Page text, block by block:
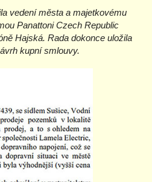
vedení města a majetkovému
Panattoni Czech Republic
Hajská. Rada dokonce uložila
kupní smlouvy.